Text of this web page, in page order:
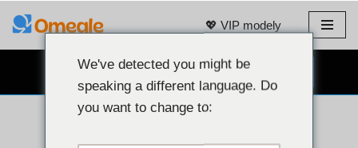
💖 VIP modely
CHAT S WEBOVOU KAMEROU ZDARMA 👉
We've detected you might be
speaking a different language. Do
you want to change to: